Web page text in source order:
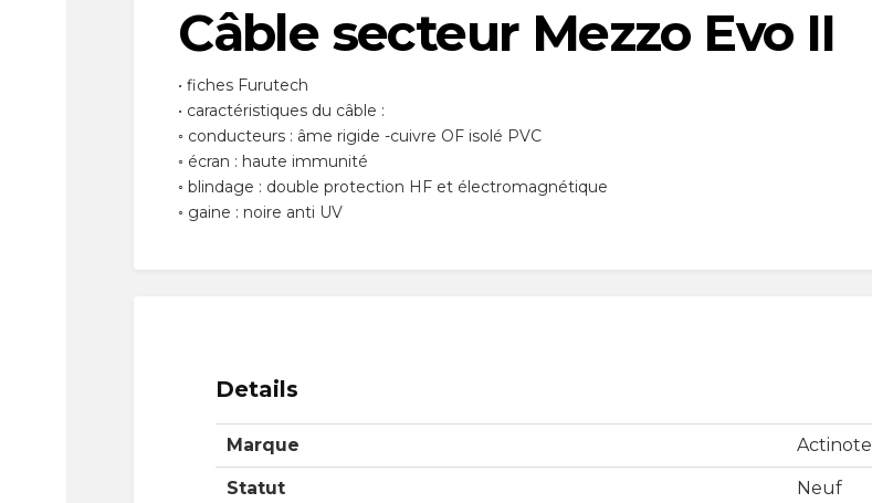
Câble secteur Mezzo Evo II
• fiches Furutech
• caractéristiques du câble :
◦ conducteurs : âme rigide -cuivre OF isolé PVC
◦ écran : haute immunité
◦ blindage : double protection HF et électromagnétique
◦ gaine : noire anti UV
Details
Marque Actinote
Statut Neuf